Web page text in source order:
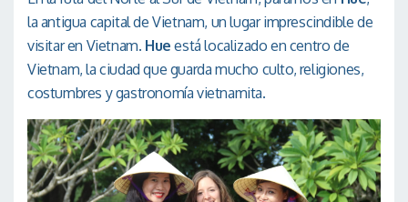
la antigua capital de Vietnam, un lugar imprescindible de
visitar en Vietnam. Hue está localizado en centro de
Vietnam, la ciudad que guarda mucho culto, religiones,
costumbres y gastronomía vietnamita.